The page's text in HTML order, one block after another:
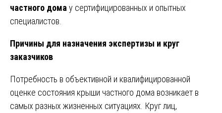
частного дома у сертифицированных и опытных
специалистов.
Причины для назначения экспертизы и круг
заказчиков
Потребность в объективной и квалифицированной
оценке состояния крыши частного дома возникает в
самых разных жизненных ситуациях. Круг лиц,